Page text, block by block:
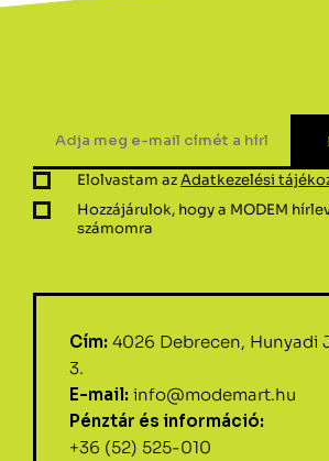
Elolvastam azAdatkezelési
Hozzájárulok, hogy a MODEM
számomra
Cím: 4026 Debrecen, Hunyadi
3.
E-mail: info@modemart.hu
Pénztár és információ:
+36 (52) 525-010